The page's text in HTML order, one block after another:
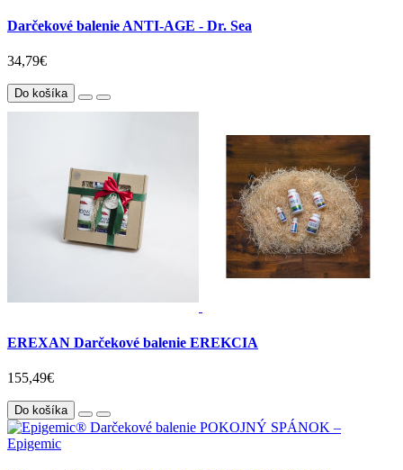
Darčekové balenie ANTI-AGE - Dr. Sea
34,79€
Do košíka
EREXAN Darčekové balenie EREKCIA
155,49€
Do košíka